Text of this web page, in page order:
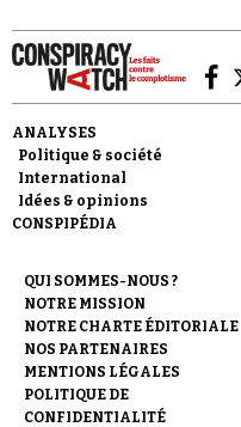
ANALYSES
Politique & société
International
Idées & opinions
CONSPIPÉDIA
QUI SOMMES-NOUS ?
NOTRE MISSION
NOTRE CHARTE ÉDITORIALE
NOS PARTENAIRES
MENTIONS LÉGALES
POLITIQUE DE
CONFIDENTIALITÉ